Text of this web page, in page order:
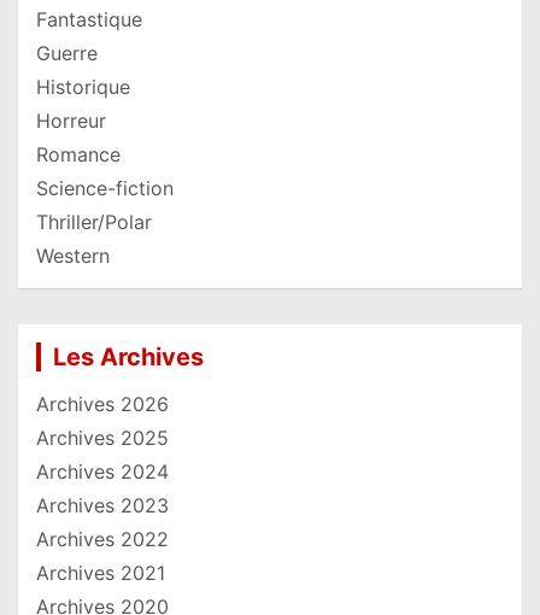
Fantastique
Guerre
Historique
Horreur
Romance
Science-fiction
Thriller/Polar
Western
Les Archives
Archives 2026
Archives 2025
Archives 2024
Archives 2023
Archives 2022
Archives 2021
Archives 2020